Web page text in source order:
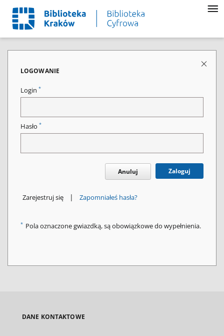
LOGOWANIE
Login *
Hasło *
Anuluj Zaloguj
Zarejestruj się | Zapomniałeś hasła?
* Pola oznaczone gwiazdką, są obowiązkowe do wypełnienia.
DANE KONTAKTOWE